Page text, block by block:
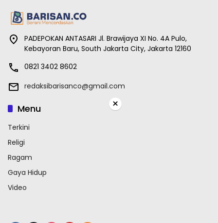
PADEPOKAN ANTASARI Jl. Brawijaya XI No. 4A Pulo,
Kebayoran Baru, South Jakarta City, Jakarta 12160
0821 3402 8602
redaksibarisanco@gmail.com
Menu
Terkini
Religi
Ragam
Gaya Hidup
Video
×